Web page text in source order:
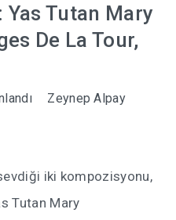
Yas Tutan Mary
De La Tour,
Zeynep Alpay
iki kompozisyonu,
Tutan Mary